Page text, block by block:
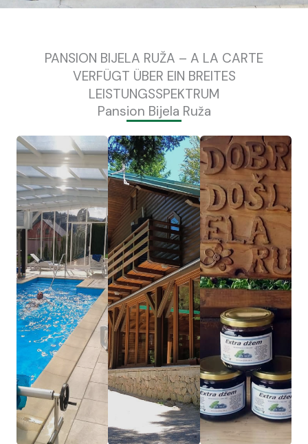
PANSION BIJELA RUŽA – A LA CARTE
VERFÜGT ÜBER EIN BREITES
LEISTUNGSSPEKTRUM
Pansion Bijela Ruža